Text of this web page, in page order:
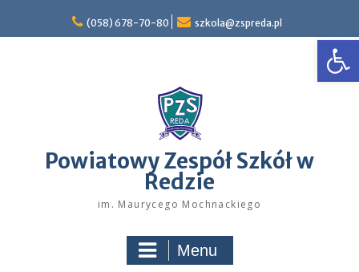
content
(058) 678-70-80 szkola@zspreda.pl
Powiatowy Zespół Szkół w
Redzie
im. Maurycego Mochnackiego
Menu